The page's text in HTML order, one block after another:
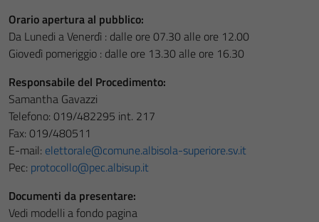
Orario apertura al pubblico:
Da Lunedi a Venerdì : dalle ore 07.30 alle ore 12.00
Giovedì pomeriggio : dalle ore 13.30 alle ore 16.30
Responsabile del Procedimento:
Samantha Gavazzi
Telefono: 019/482295 int. 217
Fax: 019/480511
E-mail: elettorale@comune.albisola-superiore.sv.it
Pec: protocollo@pec.albisup.it
Documenti da presentare:
Vedi modelli a fondo pagina